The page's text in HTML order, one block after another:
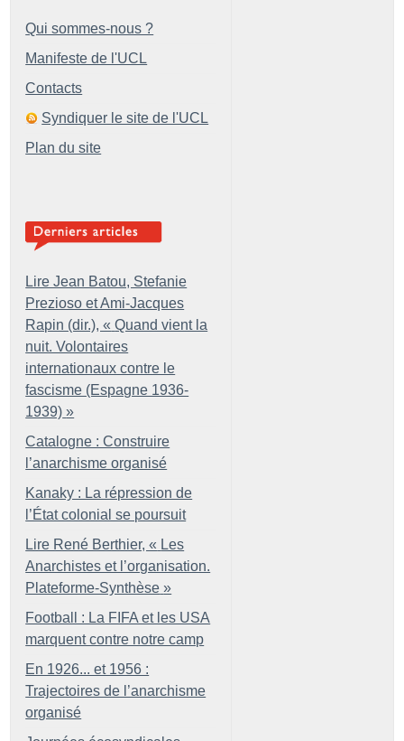
Qui sommes-nous ?
Manifeste de l'UCL
Contacts
Syndiquer le site de l'UCL
Plan du site
Lire Jean Batou, Stefanie
Prezioso et Ami-Jacques
Rapin (dir.), « Quand vient la
nuit. Volontaires
internationaux contre le
fascisme (Espagne 1936-
1939) »
Catalogne : Construire
l’anarchisme organisé
Kanaky : La répression de
l’État colonial se poursuit
Lire René Berthier, « Les
Anarchistes et l’organisation.
Plateforme-Synthèse »
Football : La FIFA et les USA
marquent contre notre camp
En 1926... et 1956 :
Trajectoires de l’anarchisme
organisé